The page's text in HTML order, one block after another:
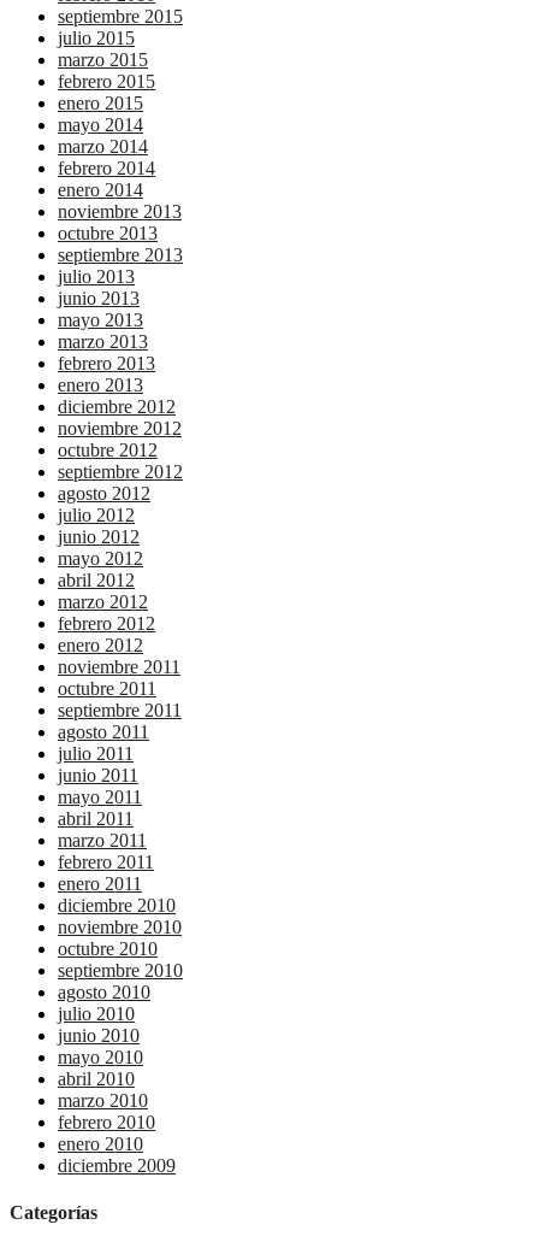
septiembre 2015
julio 2015
marzo 2015
febrero 2015
enero 2015
mayo 2014
marzo 2014
febrero 2014
enero 2014
noviembre 2013
octubre 2013
septiembre 2013
julio 2013
junio 2013
mayo 2013
marzo 2013
febrero 2013
enero 2013
diciembre 2012
noviembre 2012
octubre 2012
septiembre 2012
agosto 2012
julio 2012
junio 2012
mayo 2012
abril 2012
marzo 2012
febrero 2012
enero 2012
noviembre 2011
octubre 2011
septiembre 2011
agosto 2011
julio 2011
junio 2011
mayo 2011
abril 2011
marzo 2011
febrero 2011
enero 2011
diciembre 2010
noviembre 2010
octubre 2010
septiembre 2010
agosto 2010
julio 2010
junio 2010
mayo 2010
abril 2010
marzo 2010
febrero 2010
enero 2010
diciembre 2009
Categorías